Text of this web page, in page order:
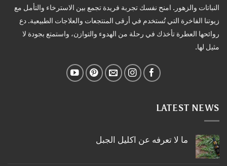
النباتات والزهور. امنح نفسك تجربة فريدة تجمع بين الاسترخاء والتأمل مع
زيوتنا الفاخرة التي تُستخدم في أرقى المنتجعات والعلاجات الطبيعية. دع
روائحها العطرة تأخذك في رحلة من الهدوء والتوازن، واستمتع بجودة لا
مثيل لها.
LATEST NEWS
ما لا تعرفه عن اكليل الجبل